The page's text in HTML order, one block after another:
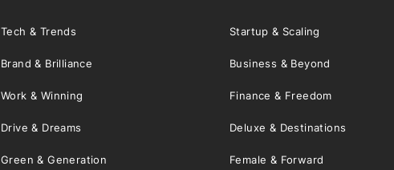
Tech & Trends Startup & Scaling
Brand & Brilliance Business & Beyond
Work & Winning Finance & Freedom
Drive & Dreams Deluxe & Destinations
Green & Generation Female & Forward